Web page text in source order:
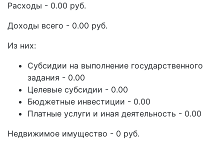
Расходы - 0.00 руб.
Доходы всего - 0.00 руб.
Из них:
Субсидии на выполнение государственного
задания - 0.00
Целевые субсидии - 0.00
Бюджетные инвестиции - 0.00
Платные услуги и иная деятельность - 0.00
Недвижимое имущество - 0 руб.